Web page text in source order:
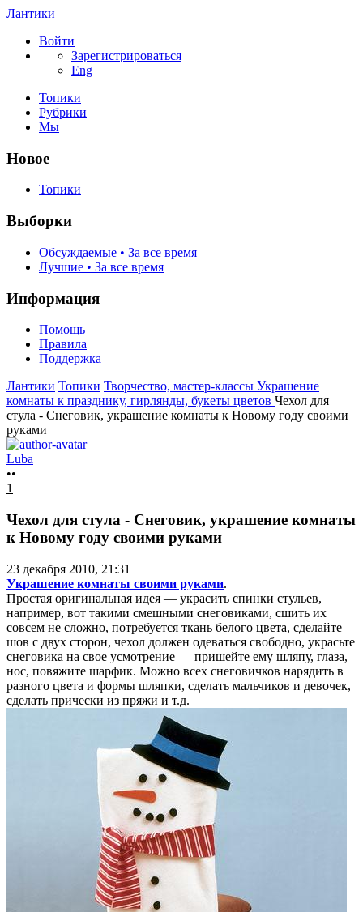
Лантики
Войти
Зарегистрироваться
Eng
Топики
Рубрики
Мы
Новое
Топики
Выборки
Обсуждаемые • За все время
Лучшие • За все время
Информация
Помощь
Правила
Поддержка
Лантики Топики Творчество, мастер-классы Украшение
комнаты к празднику, гирлянды, букеты цветов Чехол для
стула - Снеговик, украшение комнаты к Новому году своими
руками
Luba
••
1
Чехол для стула - Снеговик, украшение комнаты
к Новому году своими руками
23 декабря 2010, 21:31
Украшение комнаты своими руками.
Простая оригинальная идея — украсить спинки стульев,
например, вот такими смешными снеговиками, сшить их
совсем не сложно, потребуется ткань белого цвета, сделайте
шов с двух сторон, чехол должен одеваться свободно, украсьте
снеговика на свое усмотрение — пришейте ему шляпу, глаза,
нос, повяжите шарфик. Можно всех снеговичков нарядить в
разного цвета и формы шляпки, сделать мальчиков и девочек,
сделать прически из пряжи и т.д.